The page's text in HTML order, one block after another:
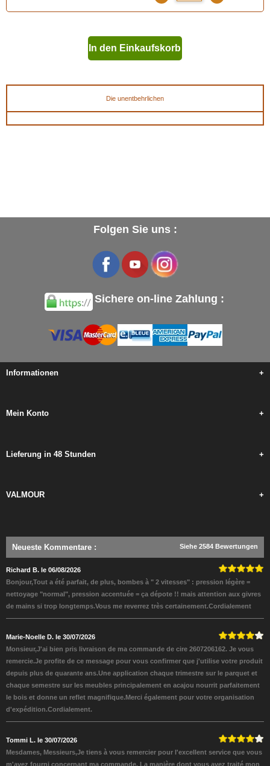
- Abgabekklassifikation A+
: 500 ml, 2.5 Liter, 15 Liter, 400 ml Spray
In den Einkaufskorb
Die unentbehrlichen
Folgen Sie uns :
Sichere on-line Zahlung :
Informationen +
Mein Konto +
Lieferung in 48 Stunden +
VALMOUR +
Neueste Kommentare : Siehe 2584 Bewertungen
Richard B. le 06/08/2026
Bonjour,Tout a été parfait, de plus, bombes à " 2 vitesses" : pression légère =
nettoyage "normal", pression accentuée = ça dépote !! mais attention aux givres
de mains si trop longtemps.Vous me reverrez très certainement.Cordialement
Marie-Noelle D. le 30/07/2026
Monsieur,J'ai bien pris livraison de ma commande de cire 2607206162. Je vous
remercie.Je profite de ce message pour vous confirmer que j'utilise votre produit
depuis plus de quarante ans.Une application chaque trimestre sur le parquet et
chaque semestre sur les meubles principalement en acajou nourrit parfaitement
le bois et donne un reflet magnifique.Merci également pour votre organisation
d'expédition.Cordialement.
Tommi L. le 30/07/2026
Mesdames, Messieurs,Je tiens à vous remercier pour l'excellent service que vous
m'avez fourni concernant ma commande. La manière dont vous avez traité mon